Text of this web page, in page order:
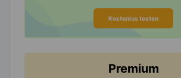
Kostenlos testen
Premium